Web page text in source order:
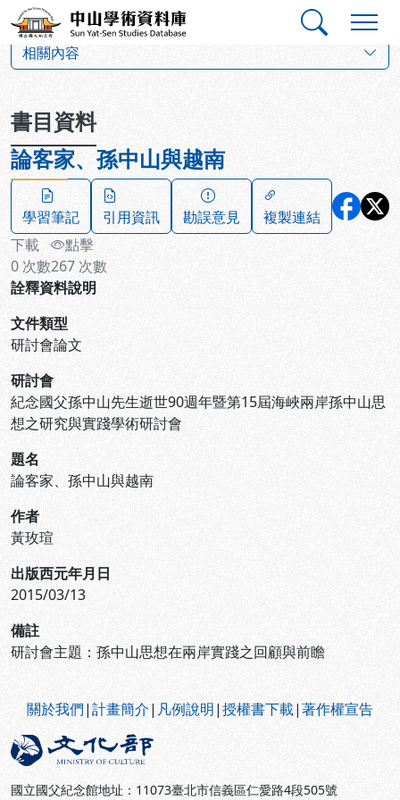
跳到主要內容
中山學術資料庫
相關內容
書目資料
論客家、孫中山與越南
學習筆記 引用資訊 勘誤意見
複製連結
下載
0 次數
點擊
267 次數
詮釋資料說明
文件類型
研討會論文
研討會
紀念國父孫中山先生逝世90週年暨第15屆海峽兩岸孫中山思
想之研究與實踐學術研討會
題名
論客家、孫中山與越南
作者
黃玫瑄
出版西元年月日
2015/03/13
備註
研討會主題：孫中山思想在兩岸實踐之回顧與前瞻
關於我們|計畫簡介| 凡例說明|授權書下載|著作權宣告
國立國父紀念館地址：11073臺北市信義區仁愛路4段505號